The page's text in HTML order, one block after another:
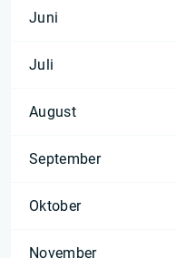
Juni
Juli
August
September
Oktober
November